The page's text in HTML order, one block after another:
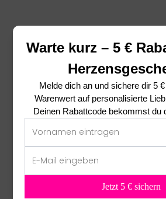
Das sagen unsere
5.00
basierend auf 1
Warte kurz – 5 €
Melde dich an und sichere dir 5
Warenwert auf personalisierte
Deinen Rabattcode bekommst du
Jetzt 5 € sichern